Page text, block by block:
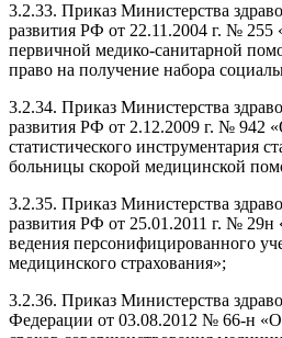
3.2.33. Приказ Министерства
развития РФ от 22.11.2004 г. № 255
первичной медико-санитарной
право на получение набора
3.2.34. Приказ Министерства
развития РФ от 2.12.2009 г. № 942
статистического инструментария
больницы скорой медицинской
3.2.35. Приказ Министерства
развития РФ от 25.01.2011 г. №
ведения персонифицированного
медицинского страхования»;
3.2.36. Приказ Министерства
Федерации от 03.08.2012 № 66-н